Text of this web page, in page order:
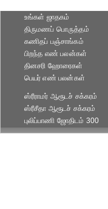
உங்கள் ஜாதகம்
திருமணப் பொருத்தம்
கணிதப் பஞ்சாங்கம்
பிறந்த எண் பலன்கள்
தினசரி ஹோரைகள்
பெயர் எண் பலன்கள்
ஸ்ரீராமர் ஆரூடச் சக்கரம்
ஸ்ரீசீதா ஆரூடச் சக்கரம்
புலிப்பாணி ஜோதிடம் 300